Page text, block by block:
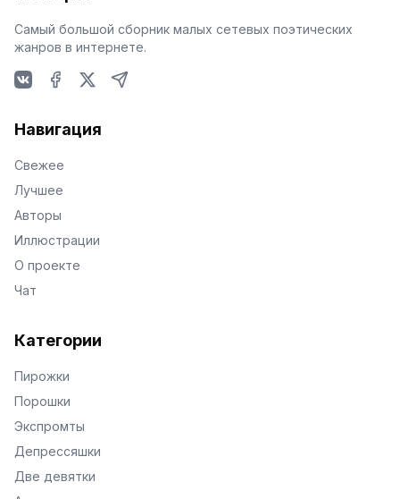
Самый большой сборник малых сетевых поэтических
жанров в интернете.
Навигация
Свежее
Лучшее
Авторы
Иллюстрации
О проекте
Чат
Категории
Пирожки
Порошки
Экспромты
Депрессяшки
Две девятки